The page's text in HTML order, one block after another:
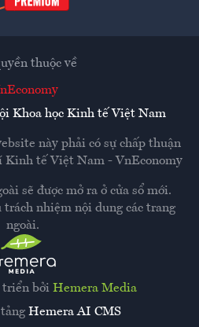
triển bởi Hemera Media
Hemera AI CMS
thuộc về
Khoa học Kinh tế Việt Nam
này phải có sự chấp thuận
Kinh tế Việt Nam - VnEconomy
sẽ được mở ra ở cửa sổ mới.
nhiệm nội dung các trang
ngoài.